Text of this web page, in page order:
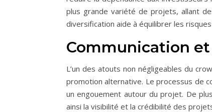
plus grande variété de projets, allant
diversification aide à équilibrer les
Communication
L’un des atouts non négligeables du
promotion alternative. Le processus de
un engouement autour du projet. De
ainsi la visibilité et la crédibilité des